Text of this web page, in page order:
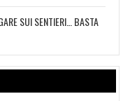
SUI SENTIERI… BASTA